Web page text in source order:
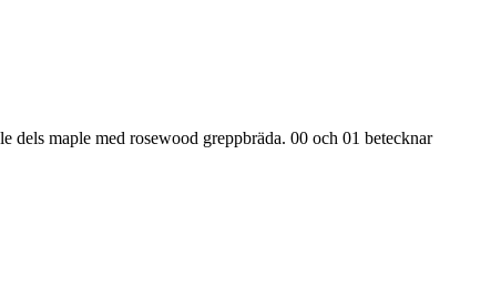
maple med rosewood greppbräda. 00 och 01 betecknar